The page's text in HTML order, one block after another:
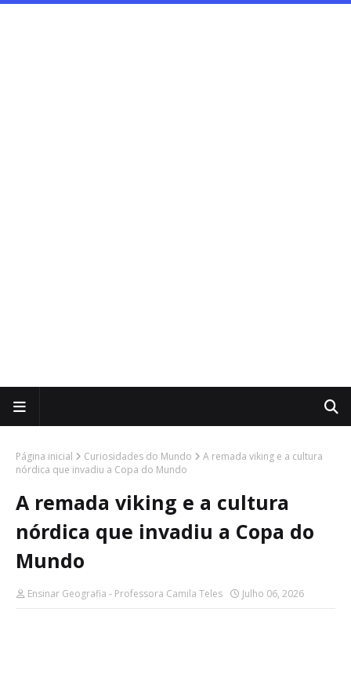
Página inicial Curiosidades do Mundo
A remada viking e a cultura
nórdica que invadiu a Copa do Mundo
A remada viking e a cultura
nórdica que invadiu a Copa do
Mundo
Ensinar Geografia - Professora Camila Teles Julho 06, 2026